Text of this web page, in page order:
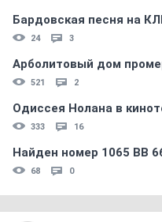
Бардовская песня на
24 3
Арболитовый дом
521 2
Одиссея Нолана в
333 16
Найден номер 1065 ВВ
68 0